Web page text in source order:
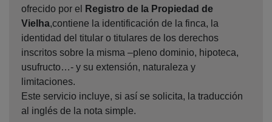
ofrecido por el
Registro de la Propiedad de
Vielha,contiene la identificación de la finca, la
identidad del titular o titulares de los derechos
inscritos sobre la misma –pleno dominio, hipoteca,
usufructo…- y su extensión, naturaleza y
limitaciones.
Este servicio incluye, si así se solicita, la traducción
al inglés de la nota simple.